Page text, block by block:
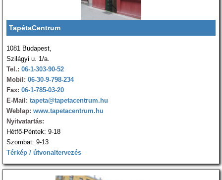
TapétaCentrum
1081 Budapest,
Szilágyi u. 1/a.
Tel.: 06-1-303-90-52
Mobil: 06-30-9-798-234
Fax: 06-1-785-03-20
E-Mail: tapeta@tapetacentrum.hu
Weblap: www.tapetacentrum.hu
Nyitvatartás:
Hétfő-Péntek: 9-18
Szombat: 9-13
Térkép / útvonaltervezés